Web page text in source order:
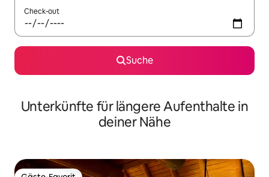
Check-out
Suche
Unterkünfte für längere Aufenthalte in
deiner Nähe